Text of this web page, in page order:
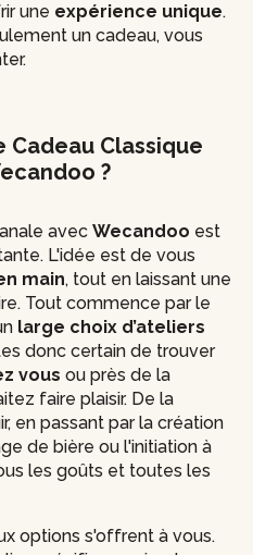
une expérience unique.
un cadeau, vous
Classique
?
avec Wecandoo est
L'idée est de vous
main, tout en laissant une
Tout commence par le
large choix d’ateliers
donc certain de trouver
vous ou près de la
faire plaisir. De la
en passant par la création
de bière ou l'initiation à
les goûts et toutes les
options s'offrent à vous.